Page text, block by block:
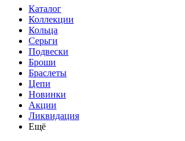
Каталог
Коллекции
Кольца
Серьги
Подвески
Броши
Браслеты
Цепи
Новинки
Акции
Ликвидация
Ещё